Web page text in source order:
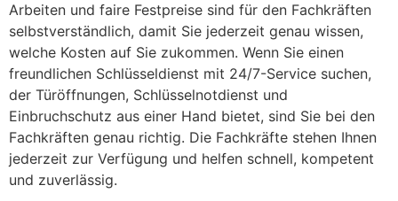
Arbeiten und faire Festpreise sind für den Fachkräften
selbstverständlich, damit Sie jederzeit genau wissen,
welche Kosten auf Sie zukommen. Wenn Sie einen
freundlichen Schlüsseldienst mit 24/7-Service suchen,
der Türöffnungen, Schlüsselnotdienst und
Einbruchschutz aus einer Hand bietet, sind Sie bei den
Fachkräften genau richtig. Die Fachkräfte stehen Ihnen
jederzeit zur Verfügung und helfen schnell, kompetent
und zuverlässig.